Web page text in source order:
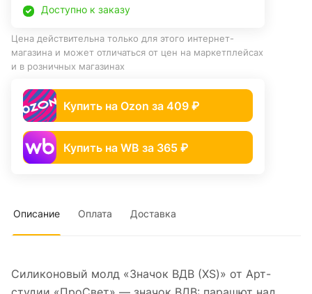
Доступно к заказу
Цена действительна только для этого интернет-
магазина и может отличаться от цен на маркетплейсах
и в розничных магазинах
Купить на Ozon за 409 ₽
Купить на WB за 365 ₽
Описание Оплата Доставка
Силиконовый молд «Значок ВДВ (XS)» от Арт-